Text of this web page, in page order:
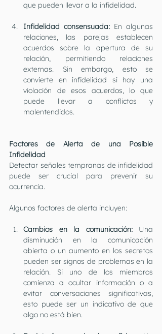
que pueden llevar a la infidelidad.
Infidelidad consensuada: En algunas
relaciones, las parejas establecen
acuerdos sobre la apertura de su
relación, permitiendo relaciones
externas. Sin embargo, esto se
convierte en infidelidad si hay una
violación de esos acuerdos, lo que
puede llevar a conflictos y
malentendidos.
Factores de Alerta de una Posible
Infidelidad
Detectar señales tempranas de infidelidad
puede ser crucial para prevenir su
ocurrencia.
Algunos factores de alerta incluyen:
Cambios en la comunicación: Una
disminución en la comunicación
abierta o un aumento en los secretos
pueden ser signos de problemas en la
relación. Si uno de los miembros
comienza a ocultar información o a
evitar conversaciones significativas,
esto puede ser un indicativo de que
algo no está bien.